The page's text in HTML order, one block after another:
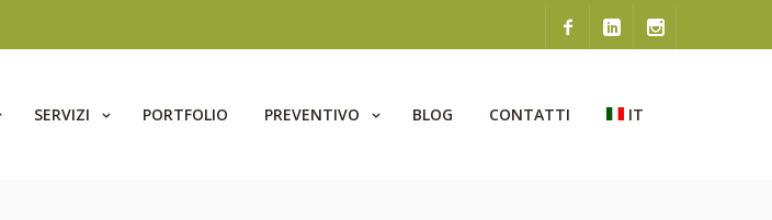
SERVIZI PORTFOLIO PREVENTIVO BLOG CONTATTI IT